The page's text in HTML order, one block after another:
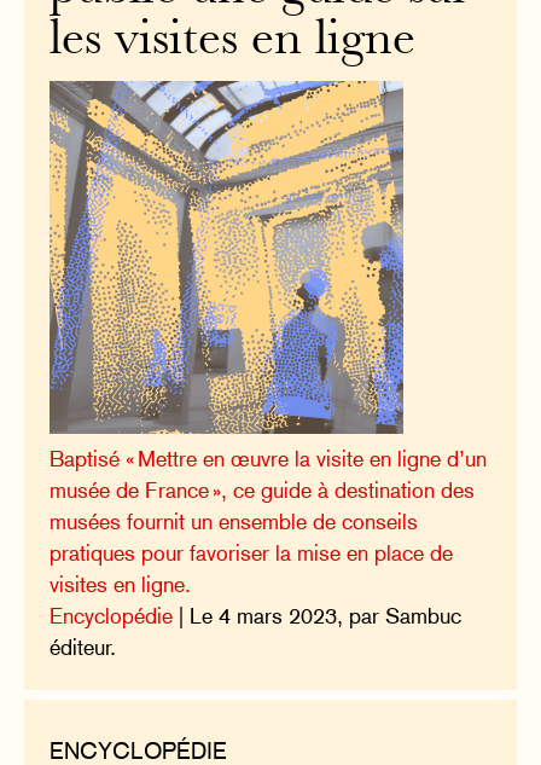
les visites en ligne
Baptisé « Mettre en œuvre la visite en ligne d’un
musée de France », ce guide à destination des
musées fournit un ensemble de conseils
pratiques pour favoriser la mise en place de
visites en ligne.
Encyclopédie | Le 4 mars 2023, par Sambuc
éditeur.
ENCYCLOPÉDIE